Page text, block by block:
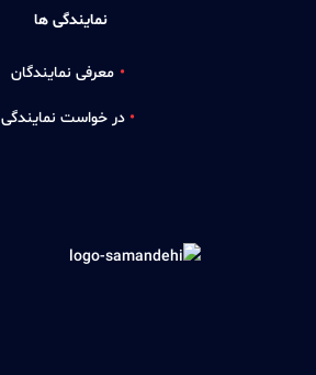
نمایندگی ها
معرفی نمایندگان
در خواست نمایندگی